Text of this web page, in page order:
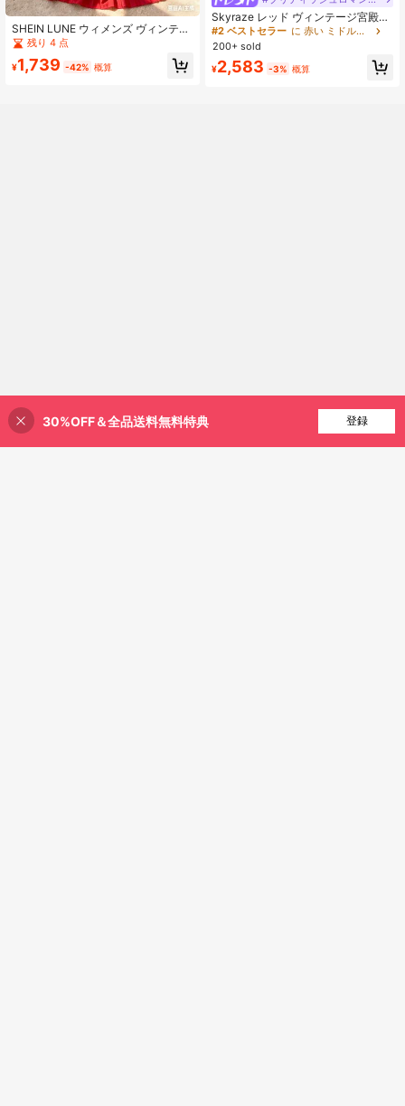
SHEIN LUNE ウィメンズ ヴィンテー
ジ ローズレッド ドレス、ロマンチッ
ング ウエストシェイプ ロングドレス
残り 4 点
¥1,739 -42% 概算
Skyraze レッド ヴィンテージ宮殿ス
タイル ジャカード レディースドレス
夏 ブライズメイド ドレス 学校復帰
服
#2 ベストセラー
に 赤い ミドル丈ドレス
200+ sold
¥2,583 -3% 概算
15% 割引！
30%OFF＆全品送料無料特典 登録